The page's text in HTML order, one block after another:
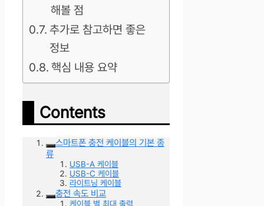
해볼 점
추가로 참고하면 좋은
정보
핵심 내용 요약
Contents
스마트폰 충전 케이블의 기본 종
류
USB-A 케이블
USB-C 케이블
라이트닝 케이블
충전 속도 비교
케이블 별 최대 출력